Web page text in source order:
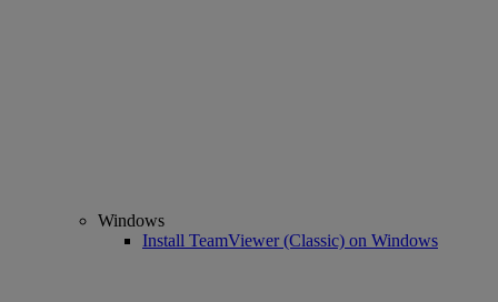
Windows
Install TeamViewer (Classic) on Windows